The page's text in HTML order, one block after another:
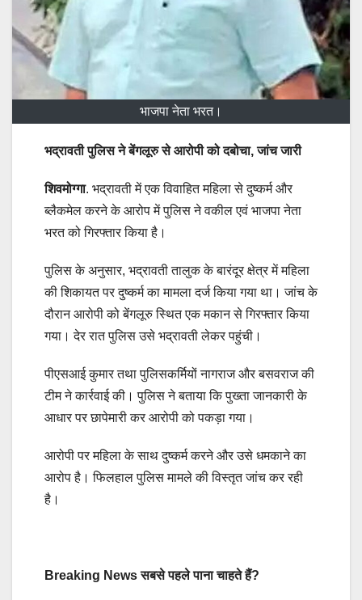
भाजपा नेता भरत।
भद्रावती पुलिस ने बेंगलूरु से आरोपी को दबोचा, जांच जारी
शिवमोग्गा. भद्रावती में एक विवाहित महिला से दुष्कर्म और
ब्लैकमेल करने के आरोप में पुलिस ने वकील एवं भाजपा नेता
भरत को गिरफ्तार किया है।
पुलिस के अनुसार, भद्रावती तालुक के बारंदूर क्षेत्र में महिला
की शिकायत पर दुष्कर्म का मामला दर्ज किया गया था। जांच के
दौरान आरोपी को बेंगलूरु स्थित एक मकान से गिरफ्तार किया
गया। देर रात पुलिस उसे भद्रावती लेकर पहुंची।
पीएसआई कुमार तथा पुलिसकर्मियों नागराज और बसवराज की
टीम ने कार्रवाई की। पुलिस ने बताया कि पुख्ता जानकारी के
आधार पर छापेमारी कर आरोपी को पकड़ा गया।
आरोपी पर महिला के साथ दुष्कर्म करने और उसे धमकाने का
आरोप है। फिलहाल पुलिस मामले की विस्तृत जांच कर रही
है।
Breaking News सबसे पहले पाना चाहते हैं?